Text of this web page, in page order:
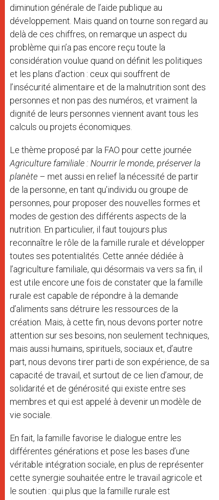
diminution générale de l’aide publique au
développement. Mais quand on tourne son regard au
delà de ces chiffres, on remarque un aspect du
problème qui n’a pas encore reçu toute la
considération voulue quand on définit les politiques
et les plans d’action : ceux qui souffrent de
l’insécurité alimentaire et de la malnutrition sont des
personnes et non pas des numéros, et vraiment la
dignité de leurs personnes viennent avant tous les
calculs ou projets économiques.
Le thème proposé par la FAO pour cette journée
Agriculture familiale : Nourrir le monde, préserver la
planète – met aussi en relief la nécessité de partir
de la personne, en tant qu’individu ou groupe de
personnes, pour proposer des nouvelles formes et
modes de gestion des différents aspects de la
nutrition. En particulier, il faut toujours plus
reconnaître le rôle de la famille rurale et développer
toutes ses potentialités. Cette année dédiée à
l’agriculture familiale, qui désormais va vers sa fin, il
est utile encore une fois de constater que la famille
rurale est capable de répondre à la demande
d’aliments sans détruire les ressources de la
création. Mais, à cette fin, nous devons porter notre
attention sur ses besoins, non seulement techniques,
mais aussi humains, spirituels, sociaux et, d’autre
part, nous devons tirer parti de son expérience, de sa
capacité de travail, et surtout de ce lien d’amour, de
solidarité et de générosité qui existe entre ses
membres et qui est appelé à devenir un modèle de
vie sociale.
En fait, la famille favorise le dialogue entre les
différentes générations et pose les bases d’une
véritable intégration sociale, en plus de représenter
cette synergie souhaitée entre le travail agricole et
le soutien : qui plus que la famille rurale est